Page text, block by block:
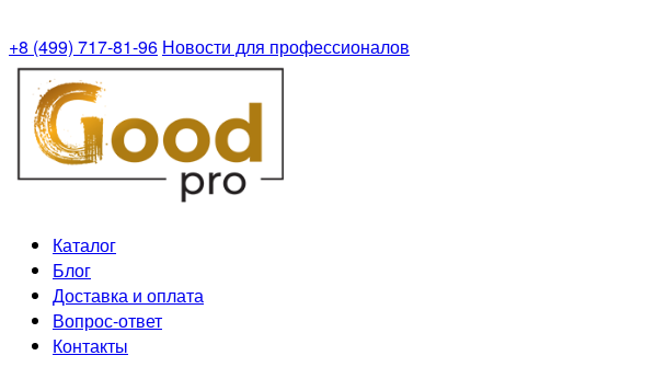
+8 (499) 717-81-96 Новости для профессионалов
Каталог
Блог
Доставка и оплата
Вопрос-ответ
Контакты